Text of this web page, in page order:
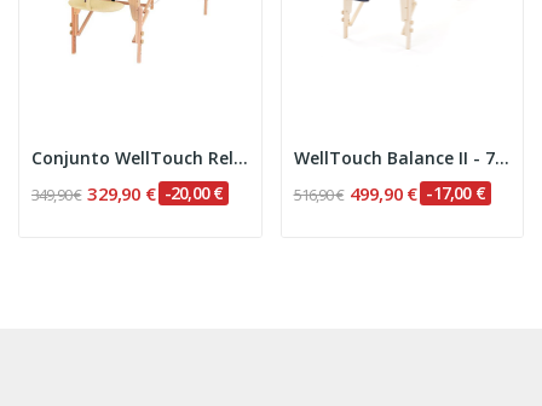
Conjunto WellTouch Relax Plus - 71 cm
349,90 € 329,90 € -20,00 €
WellTouch Balance II - 76 cm
516,90 € 499,90 € -17,00 €